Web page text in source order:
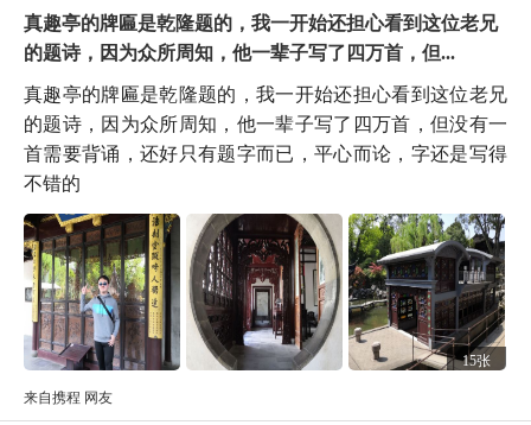
真趣亭的牌匾是乾隆题的，我一开始还担心看到这位老兄
的题诗，因为众所周知，他一辈子写了四万首，但...
真趣亭的牌匾是乾隆题的，我一开始还担心看到这位老兄
的题诗，因为众所周知，他一辈子写了四万首，但没有一
首需要背诵，还好只有题字而已，平心而论，字还是写得
不错的
15张
来自携程 网友